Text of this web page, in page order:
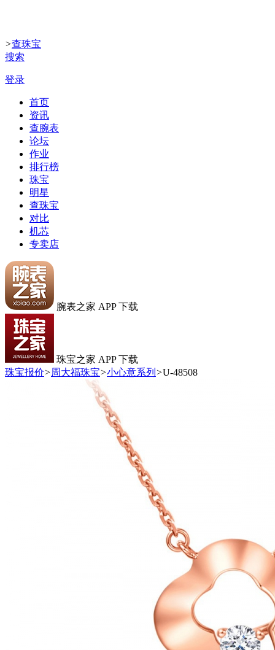
>查珠宝
搜索
登录
首页
资讯
查腕表
论坛
作业
排行榜
珠宝
明星
查珠宝
对比
机芯
专卖店
腕表之家 APP 下载
珠宝之家 APP 下载
珠宝报价>周大福珠宝>小心意系列 >U-48508